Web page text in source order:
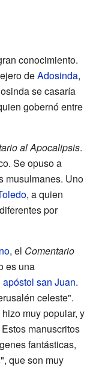
conocimiento.
deAdosinda,
se casaría
gobernó entre
al Apocalipsis.
Se opuso a
musulmanes. Uno
, a quien
por
, el Comentario
es una
apóstol san Juan.
celeste".
muy popular, y
manuscritos
fantásticas,
que son muy